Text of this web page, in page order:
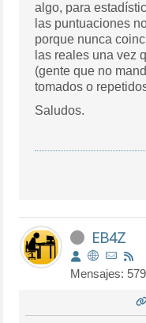
algo, para
las puntuaciones
porque nunca
las reales una vez
(gente que no
tomados o
Saludos.
EB4Z
Mensajes: 579